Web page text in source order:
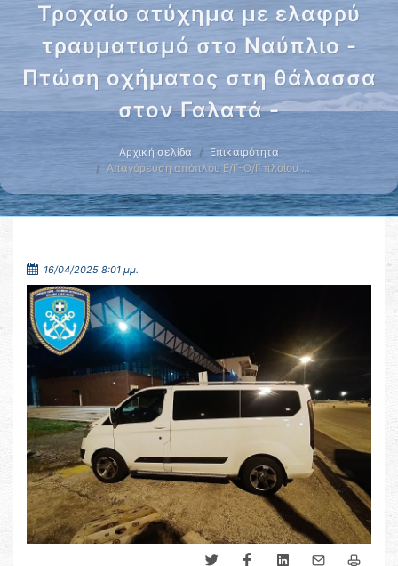
Τροχαίο ατύχημα με ελαφρύ
τραυματισμό στο Ναύπλιο -
Πτώση οχήματος στη θάλασσα
στον Γαλατά -
Αρχική σελίδα
Επικαιρότητα
Απαγόρευση απόπλου Ε/Γ-Ο/Γ πλοίου …
16/04/2025 8:01 μμ.